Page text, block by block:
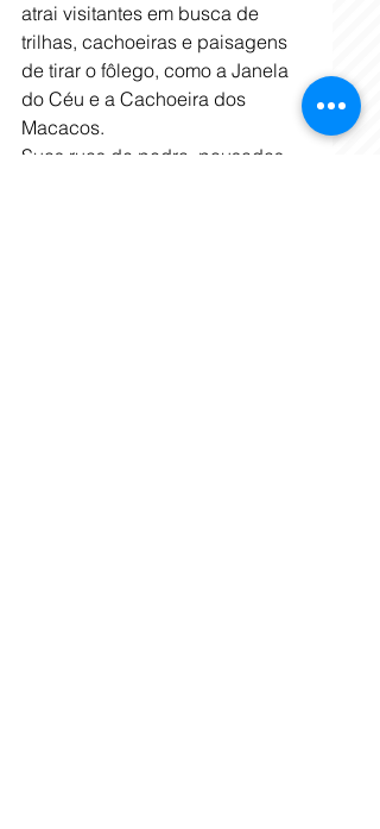
atrai visitantes em busca de
trilhas, cachoeiras e paisagens
de tirar o fôlego, como a Janela
do Céu e a Cachoeira dos
Macacos.
Suas ruas de pedra, pousadas